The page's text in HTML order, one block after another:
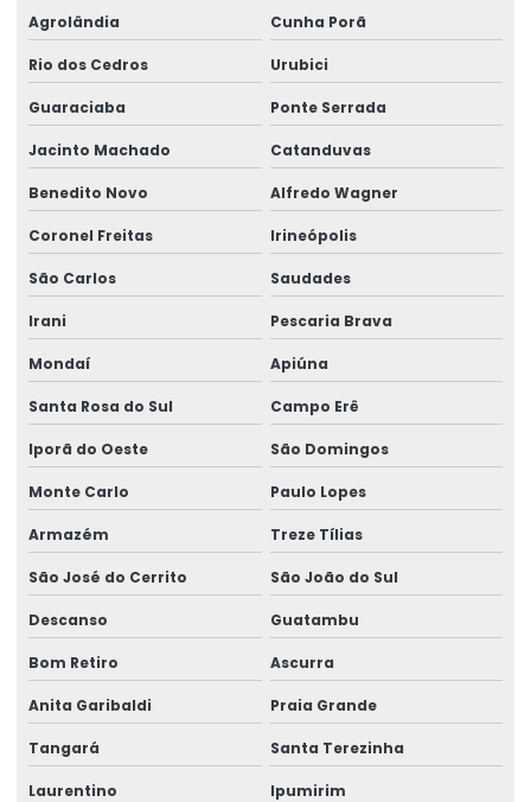
Análise microbiológica de ar ambiente
Análise microbiológica de carne
Análise microbiológica do ar
Análise microbiológica dos alimentos
Análise microbiológica com swab
Análise microbiológica de swab de mãos
Análise de nitrito e nitrato em alimentos
Análise de nutrição animal
Análise nutricional completa
Análise de óleos e graxas em efluentes
Agrolândia Cunha Porã
Rio dos Cedros Urubici
Guaraciaba Ponte Serrada
Jacinto Machado Catanduvas
Benedito Novo Alfredo Wagner
Coronel Freitas Irineópolis
São Carlos Saudades
Irani Pescaria Brava
Mondaí Apiúna
Santa Rosa do Sul Campo Erê
Iporã do Oeste São Domingos
Monte Carlo Paulo Lopes
Armazém Treze Tílias
São José do Cerrito São João do Sul
Descanso Guatambu
Bom Retiro Ascurra
Anita Garibaldi Praia Grande
Tangará Santa Terezinha
Laurentino Ipumirim